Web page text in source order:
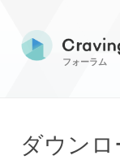
フォーラム
ダウン